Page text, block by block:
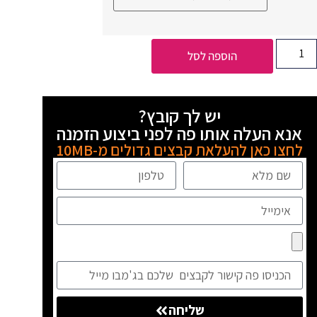
הוספה לסל
יש לך קובץ?
אנא העלה אותו פה לפני ביצוע הזמנה
לחצו כאן להעלאת קבצים גדולים מ-10MB
שליחה